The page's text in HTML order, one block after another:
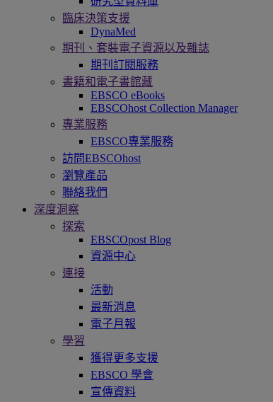
臨床決策支援
DynaMed
期刊、套裝電子資源以及雜誌
期刊訂閱服務
書籍和電子書館藏
EBSCO eBooks
EBSCOhost Collection Manager
專業服務
EBSCO專業服務
訪問EBSCOhost
瀏覽產品
聯絡我們
深度洞察
探索
EBSCOpost Blog
資源中心
連接
活動
最新消息
電子月報
學習
獲得更多支援
EBSCO 學會
宣傳資料